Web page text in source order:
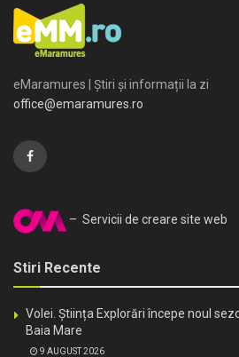
eMaramures | Știri și informații la zi
office@emaramures.ro
– Servicii de creare site web
Stiri Recente
Volei. Știința Explorări începe noul
Baia Mare
9 AUGUST 2026